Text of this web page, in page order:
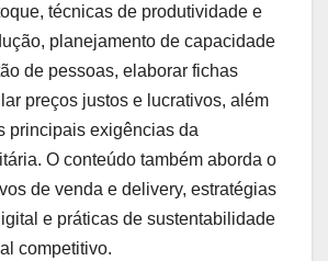
técnicas de produtividade e
planejamento de capacidade
de pessoas, elaborar fichas
preços justos e lucrativos, além
principais exigências da
O conteúdo também aborda o
de venda e delivery, estratégias
e práticas de sustentabilidade
competitivo.